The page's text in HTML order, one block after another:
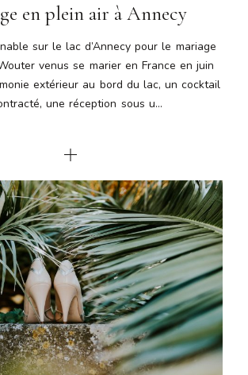
en plein air à Annecy
sur le lac d’Annecy pour le mariage
venus se marier en France en juin
extérieur au bord du lac, un cocktail
une réception sous u...